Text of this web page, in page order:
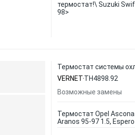
термостат!\ Suzuki
98>
Термостат системы
VERNET TH4898.92
Возможные замены
Термостат Opel
Aranos 95-97 1.5,